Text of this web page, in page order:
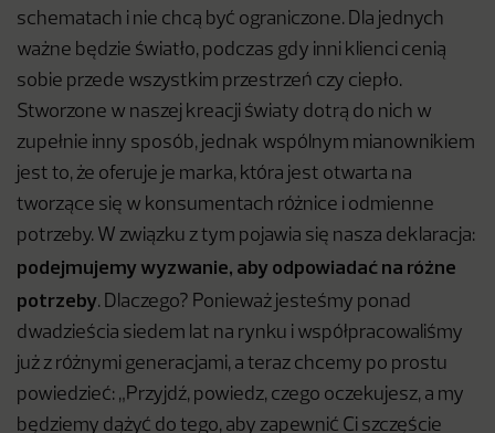
schematach i nie chcą być ograniczone. Dla jednych
ważne będzie światło, podczas gdy inni klienci cenią
sobie przede wszystkim przestrzeń czy ciepło.
Stworzone w naszej kreacji światy dotrą do nich w
zupełnie inny sposób, jednak wspólnym mianownikiem
jest to, że oferuje je marka, która jest otwarta na
tworzące się w konsumentach różnice i odmienne
potrzeby. W związku z tym pojawia się nasza deklaracja:
podejmujemy wyzwanie, aby odpowiadać na różne
potrzeby. Dlaczego? Ponieważ jesteśmy ponad
dwadzieścia siedem lat na rynku i współpracowaliśmy
już z różnymi generacjami, a teraz chcemy po prostu
powiedzieć: „Przyjdź, powiedz, czego oczekujesz, a my
będziemy dążyć do tego, aby zapewnić Ci szczęście